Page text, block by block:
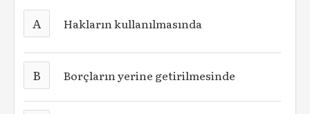
A Hakların kullanılmasında
B Borçların yerine getirilmesinde